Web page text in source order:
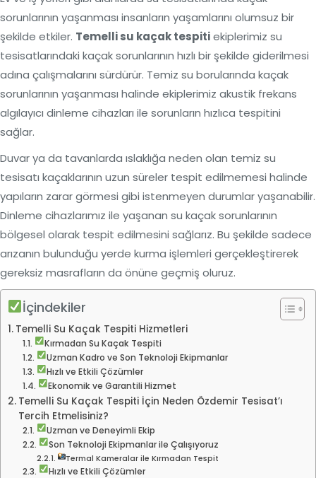
sorunlarının yaşanması insanların yaşamlarını olumsuz bir
şekilde etkiler. Temelli su kaçak tespitiekiplerimiz su
tesisatlarındaki kaçak sorunlarının hızlı bir şekilde giderilmesi
adına çalışmalarını sürdürür. Temiz su borularında kaçak
sorunlarının yaşanması halinde ekiplerimiz akustik frekans
algılayıcı dinleme cihazları ile sorunların hızlıca tespitini
sağlar.
Duvar ya da tavanlarda ıslaklığa neden olan temiz su
tesisatı kaçaklarının uzun süreler tespit edilmemesi halinde
yapıların zarar görmesi gibi istenmeyen durumlar yaşanabilir.
Dinleme cihazlarımız ile yaşanan su kaçak sorunlarının
bölgesel olarak tespit edilmesini sağlarız. Bu şekilde sadece
arızanın bulunduğu yerde kurma işlemleri gerçekleştirerek
gereksiz masrafların da önüne geçmiş oluruz.
İçindekiler
Temelli Su Kaçak Tespiti Hizmetleri
Kırmadan Su Kaçak Tespiti
Uzman Kadro ve Son Teknoloji Ekipmanlar
Hızlı ve Etkili Çözümler
Ekonomik ve Garantili Hizmet
Temelli Su Kaçak Tespiti İçin Neden Özdemir Tesisat’ı
Tercih Etmelisiniz?
Uzman ve Deneyimli Ekip
Son Teknoloji Ekipmanlar ile Çalışıyoruz
Termal Kameralar ile Kırmadan Tespit
Hızlı ve Etkili Çözümler